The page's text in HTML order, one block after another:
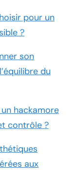
pour un
?
son
du
hackamore
contrôle ?
aux